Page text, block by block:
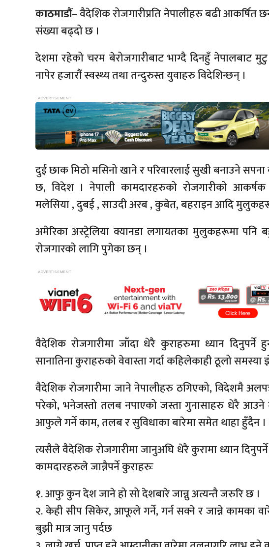
काठमाडौं–वैदेशिक रोजगारीप्रति नेपालीहरु बढी आकर्षित
संख्या बढ्दो छ ।
देशमा रहेको चरम बेरोजगारीबाट भाग्दै दिनहुँ नेपालबाट
नापेर हजारौं स्वस्थ्य तथा तन्दुरुस्त युवाहरु विदेशिन्छन् ।
दुई छाक मिठो मसिनो खाने र परिवारलाई सुखी बनाउने
छ, विदेश । नेपाली कामदारहरुको रोजगारीको
मलेसिया , दुबई , साउदी अरब , कुबेत, बहराइन आदि
अमेरिका अस्ट्रेलिया क्यानडा लगायतका मुलुकहरूमा
रोजगारको लागि पुगेका छन् ।
वैदेशिक रोजगारीमा जाँदा धेरै कुराहरुमा ध्यान
सानातिना कुराहरुको वेवास्ता गर्दा कहिलेकाही ठूलो समस्या
वैदेशिक रोजगारीमा जाने नेपालीहरु ठगिएको, विदेशमै
परेको, भनेजस्तो तलब नपाएको जस्ता गुनासाहरु धेरै आउने
आफुले गर्ने काम, तलब र सुविधाका बारेमा समेत थाहा हुँदैन
त्यसैले वैदेशिक रोजगारीमा जानुअघि धेरै कुरामा ध्यान
कामदारहरुले जान्नैपर्ने कुराहरुः
१. आफु कुन देश जाने हो सो देशबारे जान्नु अत्यन्तै जरुरि छ ।
२. केही सीप सिकेर, आफूले गर्ने, गर्न सक्ने र जान्ने कामका
बुझी मात्र जानु पर्दछ